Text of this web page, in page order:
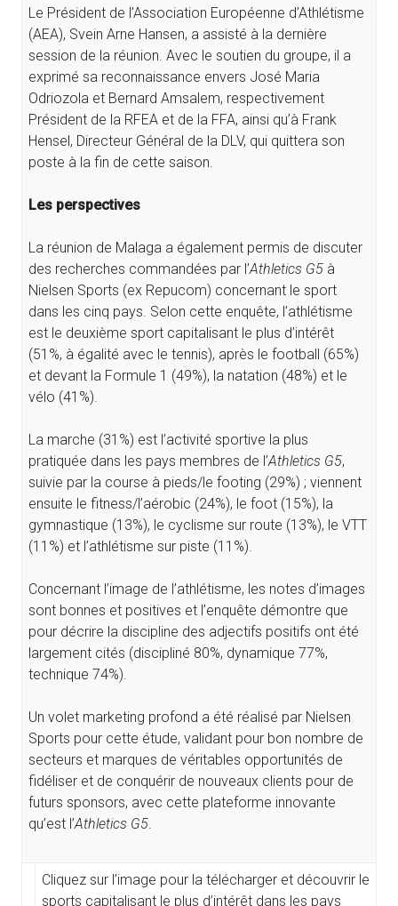
Le Président de l’Association Européenne d’Athlétisme
(AEA), Svein Arne Hansen, a assisté à la dernière
session de la réunion. Avec le soutien du groupe, il a
exprimé sa reconnaissance envers José Maria
Odriozola et Bernard Amsalem, respectivement
Président de la RFEA et de la FFA, ainsi qu’à Frank
Hensel, Directeur Général de la DLV, qui quittera son
poste à la fin de cette saison.
Les perspectives
La réunion de Malaga a également permis de discuter
des recherches commandées par l’Athletics G5 à
Nielsen Sports (ex Repucom) concernant le sport
dans les cinq pays. Selon cette enquête, l’athlétisme
est le deuxième sport capitalisant le plus d’intérêt
(51%, à égalité avec le tennis), après le football (65%)
et devant la Formule 1 (49%), la natation (48%) et le
vélo (41%).
La marche (31%) est l’activité sportive la plus
pratiquée dans les pays membres de l’Athletics G5,
suivie par la course à pieds/le footing (29%) ; viennent
ensuite le fitness/l’aérobic (24%), le foot (15%), la
gymnastique (13%), le cyclisme sur route (13%), le VTT
(11%) et l’athlétisme sur piste (11%).
Concernant l’image de l’athlétisme, les notes d’images
sont bonnes et positives et l’enquête démontre que
pour décrire la discipline des adjectifs positifs ont été
largement cités (discipliné 80%, dynamique 77%,
technique 74%).
Un volet marketing profond a été réalisé par Nielsen
Sports pour cette étude, validant pour bon nombre de
secteurs et marques de véritables opportunités de
fidéliser et de conquérir de nouveaux clients pour de
futurs sponsors, avec cette plateforme innovante
qu’est l’Athletics G5.
Cliquez sur l’image pour la télécharger et découvrir le
sports capitalisant le plus d’intérêt dans les pays